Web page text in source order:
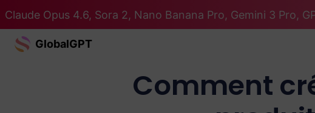
Claude Opus 4.6, Sora 2, Nano Banana Pro, Gemini 3 Pro,
GlobalGPT
Comment